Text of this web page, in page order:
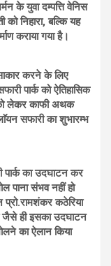
के युवा दम्पत्ति वेनिस
निहारा, बल्कि यह
कराया गया है।
करने के लिए
पार्क को ऐतिहासिक
लेकर काफी अथक
सफारी का शुभारम्भ
पार्क का उदघाटन कर
पाना संभव नहीं हो
कठेरिया
जैसे ही इसका उदघाटन
का ऐलान किया